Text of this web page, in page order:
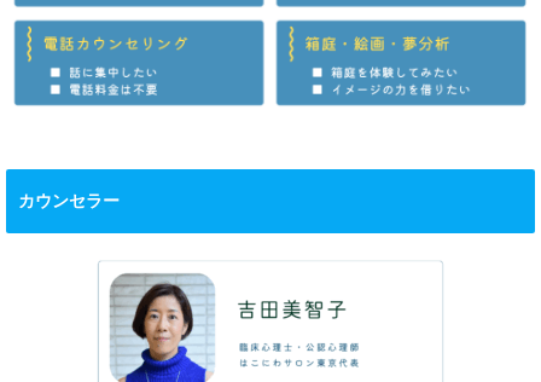
カウンセラー